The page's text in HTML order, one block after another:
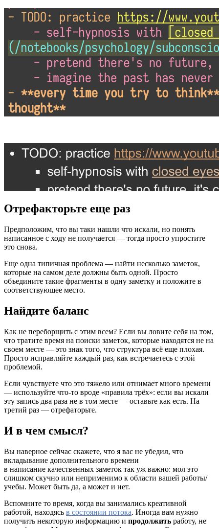
Отрефакторьте еще раз
Предположим, что вы таки нашли что искали, но понять
написанное с ходу не получается — тогда просто упростите
это снова.
Еще одна типичная проблема — найти несколько заметок,
которые на самом деле должны быть одной. Просто
объедините такие фрагменты в одну заметку и положите в
соответствующее место.
Найдите баланс
Как не переборщить с этим всем? Если вы ловите себя на том,
что тратите время на поиски заметок, которые находятся не на
своем месте — это знак того, что структура всё еще плохая.
Просто исправляйте каждый раз, как встречаетесь с этой
проблемой.
Если чувствуете что это тяжело или отнимает много времени
— используйте что-то вроде «правила трёх»: если вы искали
эту запись два раза не в том месте — оставьте как есть. На
третий раз — отрефаторьте.
И в чем смысл?
Вы наверное сейчас скажете, что я вас не убедил, что
вкладывание дополнительного времени
в написание качественных заметок так уж важно: мол это
слишком скучно или неприменимо к области вашей работы/
учебы. Может быть да, а может и нет.
Вспомните то время, когда вы занимались креативной
работой, находясь в состоянии потока. Иногда вам нужно
получить некоторую информацию и продолжить работу, не